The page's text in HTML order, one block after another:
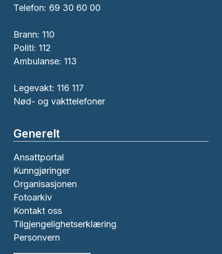
Telefon: 69 30 60 00
Brann: 110
Politi: 112
Ambulanse: 113
Legevakt: 116 117
Nød- og vakttelefoner
Generelt
Ansattportal
Kunngjøringer
Organisasjonen
Fotoarkiv
Kontakt oss
Tilgjengelighetserklæring
Personvern